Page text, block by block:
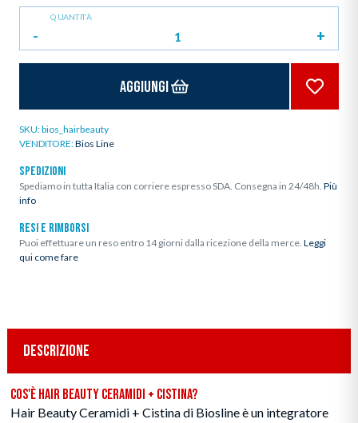
QUANTITÀ
- +
Aggiungi
SKU:bios_hairbeauty
VENDITORE:Bios Line
SPEDIZIONI
Spediamo in tutta Italia con corriere espresso SDA. Consegna in 24/48h. Più
info
RESI E RIMBORSI
Puoi effettuare un reso entro 14 giorni dalla ricezione della merce. Leggi
qui come fare
DESCRIZIONE
Cos'è Hair Beauty Ceramidi + Cistina?
Hair Beauty Ceramidi + Cistina di Biosline è un integratore